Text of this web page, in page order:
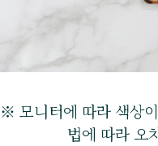
※ 모니터에 따라 색상
법에 따라 오